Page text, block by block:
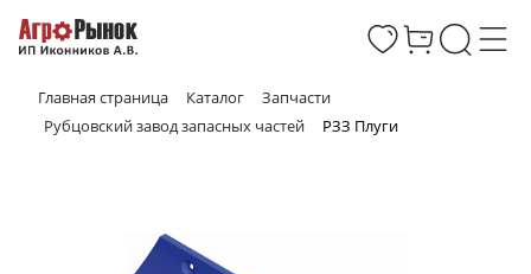
Главная страница Каталог
Запчасти
Рубцовский завод запасных частей
РЗЗ Плуги